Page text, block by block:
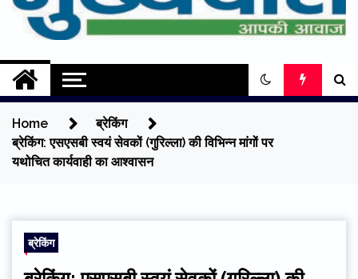
Mukhyadhara
Aapki Aawaz
Home
ब्रेकिंग
ब्रेकिंग: एसएसबी स्वयं सेवकों (गुरिल्ला) की विभिन्न मांगों पर
यथोचित कार्यवाही का आश्वासन
ब्रेकिंग